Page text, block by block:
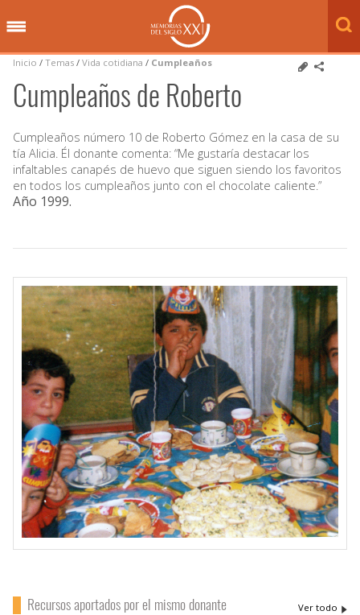
Inicio / Temas / Vida cotidiana / Cumpleaños
Cumpleaños de Roberto
Cumpleaños número 10 de Roberto Gómez en la casa de su
tía Alicia. Él donante comenta: “Me gustaría destacar los
infaltables canapés de huevo que siguen siendo los favoritos
en todos los cumpleaños junto con el chocolate caliente.”
Año 1999.
Recursos aportados por el mismo donante